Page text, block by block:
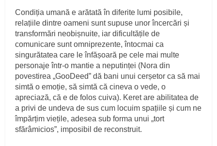
Condiția umană e arătată în diferite lumi posibile,
relațiile dintre oameni sunt supuse unor încercări și
transformări neobișnuite, iar dificultățile de
comunicare sunt omniprezente, întocmai ca
singurătatea care le înfășoară pe cele mai multe
personaje într-o mantie a neputinței (Nora din
povestirea „GooDeed” dă bani unui cerșetor ca să mai
simtă o emoție, să simtă că cineva o vede, o
apreciază, că e de folos cuiva). Keret are abilitatea de
a privi de undeva de sus cum locuim spațiile și cum ne
împărțim viețile, adesea sub forma unui „tort
sfărâmicios”, imposibil de reconstruit.